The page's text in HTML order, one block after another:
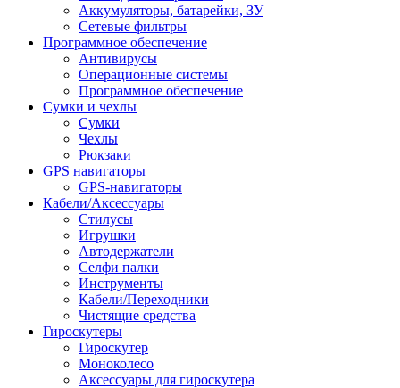
Аккумуляторы, батарейки, ЗУ
Сетевые фильтры
Программное обеспечение
Антивирусы
Операционные системы
Программное обеспечение
Сумки и чехлы
Сумки
Чехлы
Рюкзаки
GPS навигаторы
GPS-навигаторы
Кабели/Аксессуары
Стилусы
Игрушки
Автодержатели
Селфи палки
Инструменты
Кабели/Переходники
Чистящие средства
Гироскутеры
Гироскутер
Моноколесо
Аксессуары для гироскутера